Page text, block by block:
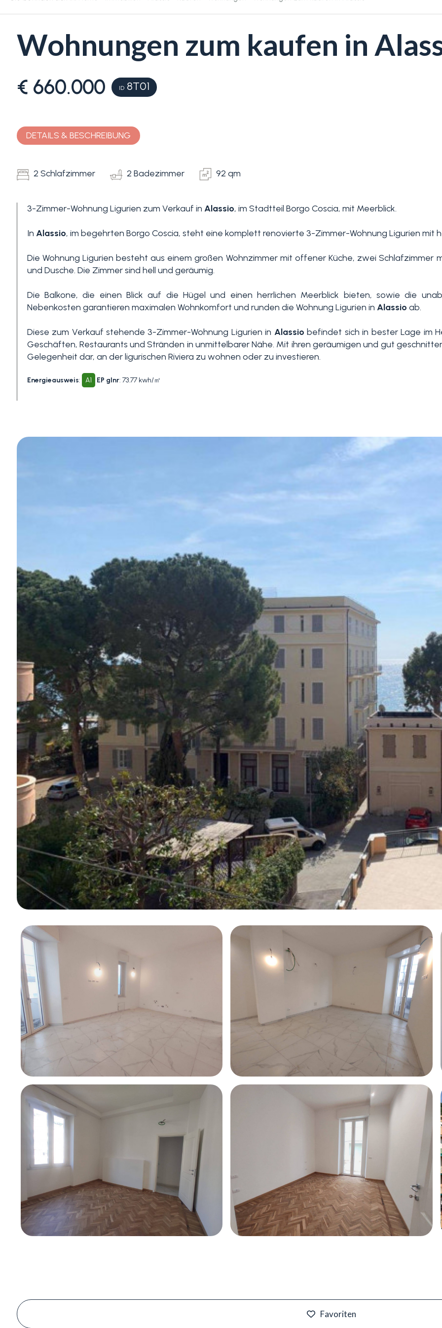
Wohnungen zum kaufen in
€ 660.000 ID8T01
DETAILS & BESCHREIBUNG
2 Schlafzimmer 2 Badezimmer 92 qm
3-Zimmer-Wohnung Ligurien zum Verkauf in Alassio, im Stadtteil Borgo Coscia, mit Meerblick.
In Alassio, im begehrten Borgo Coscia, steht eine komplett renovierte 3-Zimmer-Wohnung Ligurien mit
Die Wohnung Ligurien besteht aus einem großen Wohnzimmer mit offener Küche, zwei
und Dusche. Die Zimmer sind hell und geräumig.
Die Balkone, die einen Blick auf die Hügel und einen herrlichen Meerblick bieten, sowie die
Nebenkosten garantieren maximalen Wohnkomfort und runden die Wohnung Ligurien in Alassio ab.
Diese zum Verkauf stehende 3-Zimmer-Wohnung Ligurien in Alassio befindet sich in bester Lage im
Geschäften, Restaurants und Stränden in unmittelbarer Nähe. Mit ihren geräumigen und gut
Gelegenheit dar, an der ligurischen Riviera zu wohnen oder zu investieren.
Energieausweis: A1 EP glnr: 73.77 kwh/㎡
Favoriten
Alle
1
Optionen
Garten